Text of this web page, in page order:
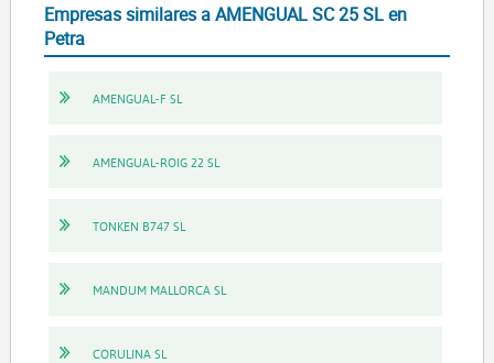
Empresas similares a AMENGUAL SC 25 SL en
Petra
AMENGUAL-F SL
AMENGUAL-ROIG 22 SL
TONKEN B747 SL
MANDUM MALLORCA SL
CORULINA SL